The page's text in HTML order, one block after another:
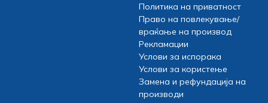
Политика на приватност
Право на повлекување/
враќање на производ
Рекламации
Услови за испорака
Услови за користење
Замена и рефундација на
производи